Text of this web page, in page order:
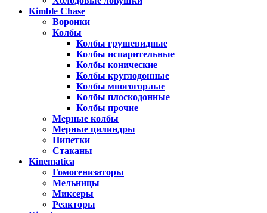
Kimble Chase
Воронки
Колбы
Колбы грушевидные
Колбы испарительные
Колбы конические
Колбы круглодонные
Колбы многогорлые
Колбы плоскодонные
Колбы прочие
Мерные колбы
Мерные цилиндры
Пипетки
Стаканы
Kinematica
Гомогенизаторы
Мельницы
Миксеры
Реакторы